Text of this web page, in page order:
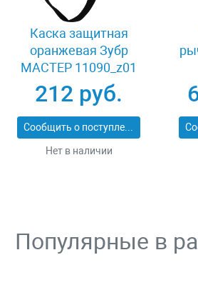
Каска защитная
оранжевая Зубр
МАСТЕР 11090_z01
212 руб.
Сообщить о поступлении
Нет в наличии
Популярные в